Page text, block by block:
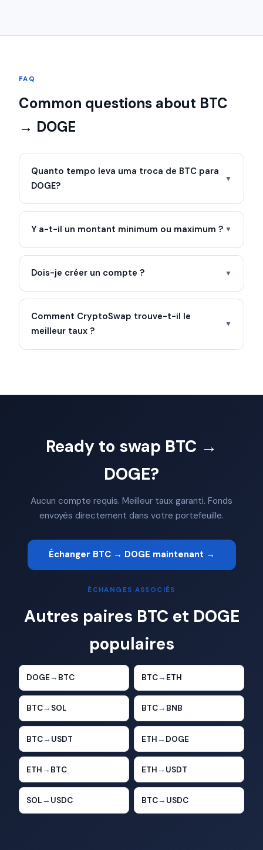
FAQ
Common questions about BTC
→ DOGE
Quanto tempo leva uma troca de BTC para
DOGE?
▼
Y a-t-il un montant minimum ou maximum ? ▼
Dois-je créer un compte ? ▼
Comment CryptoSwap trouve-t-il le
meilleur taux ?
▼
Ready to swap BTC →
DOGE?
Aucun compte requis. Meilleur taux garanti. Fonds
envoyés directement dans votre portefeuille.
Échanger BTC → DOGE maintenant →
ÉCHANGES ASSOCIÉS
Autres paires BTC et DOGE
populaires
DOGE→ BTC BTC→ ETH
BTC→ SOL BTC→ BNB
BTC→ USDT ETH → DOGE
ETH → BTC ETH → USDT
SOL → USDC BTC→ USDC